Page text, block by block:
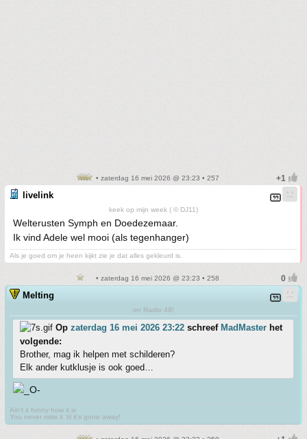
• zaterdag 16 mei 2026 @ 23:23 • 257
livelink
keek op mijn week ( © DJ11)
Welterusten Symph en Doedezemaar.
Ik vind Adele wel mooi (als tegenhanger)
Als je goed om je heen kijkt zie je dat alles gekleurd is.
• zaterdag 16 mei 2026 @ 23:23 • 258
Melting
on Radio 49!
Op zaterdag 16 mei 2026 23:22 schreef MadMaster het
volgende:
Brother, mag ik helpen met schilderen?
Elk ander kutklusje is ook goed…
Ain't it funny how it is
You never miss it 'til it's gone away!